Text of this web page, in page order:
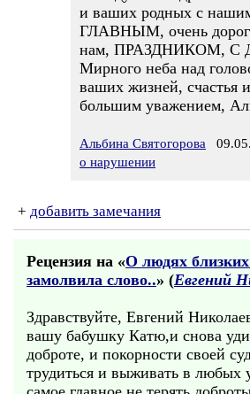
и ваших родных с
ГЛАВНЫМ, очень
нам, ПРАЗДНИКОМ,
Мирного неба над
ваших жизней, счастья
большим уважением,
Альбина Святогорова
о нарушении
+ добавить замечания
Рецензия на «О людях
замолвила слово..» (Евгений
Здравствуйте, Евгений
вашу бабушку Катю,и снова
доброте, и покорности своей
трудиться и выживать в любых